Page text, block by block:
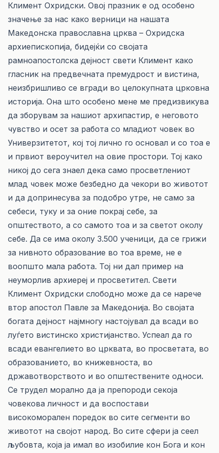
Климент Охридски. Овој празник е од особено
значење за нас како верници на нашата
Македонска православна црква – Охридска
архиепископија, бидејќи со својата
рамноапостолска дејност свети Климент како
гласник на предвечната премудрост и вистина,
неизбришливо се вгради во целокупната црковна
историја. Она што особено мене ме предизвикува
да зборувам за нашиот архипастир, е неговото
чувство и осет за работа со младиот човек во
Универзитетот, кој тој лично го основал и со тоа е
и првиот вероучител на овие простори. Тој како
никој до сега знаел дека само просветлениот
млад човек може безбедно да чекори во животот
и да допринесува за подобро утре, не само за
себеси, туку и за оние покрај себе, за
општеството, а со самото тоа и за светот околу
себе. Да се има околу 3.500 ученици, да се грижи
за нивното образование во тоа време, не е
воопшто мала работа. Тој ни дал пример на
неуморлив архиереј и просветител. Свети
Климент Охридски слободно може да се нарече
втор апостол Павле за Македонија. Во својата
богата дејност најмногу настојувал да всади во
луѓето вистинско христијанство. Успеал да го
всади евангелието во црквата, во просветата, во
образованието, во книжевноста, во
државотворството и во општествените односи.
Се трудел морално да ја препороди секоја
човекова личност и да воспостави
високоморален поредок во сите сегменти во
животот на својот народ. Во сите сфери ја сеел
љубовта, која ја имал во изобилие кон Бога и кон